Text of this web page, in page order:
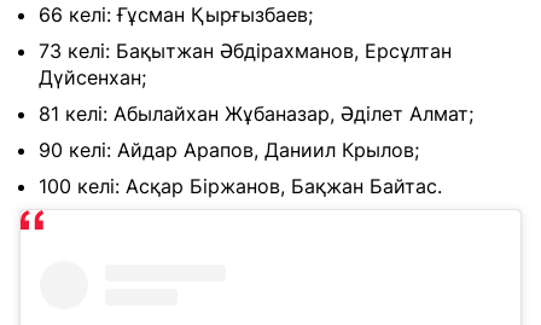
66 келі: Ғұсман Қырғызбаев;
73 келі: Бақытжан Әбдірахманов, Ерсұлтан
Дүйсенхан;
81 келі: Абылайхан Жұбаназар, Әділет Алмат;
90 келі: Айдар Арапов, Даниил Крылов;
100 келі: Асқар Біржанов, Бақжан Байтас.